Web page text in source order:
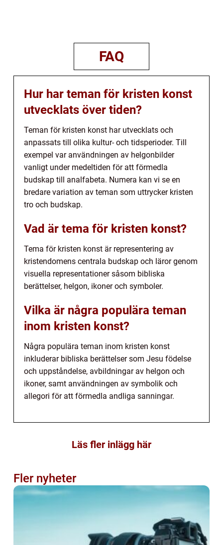
FAQ
Hur har teman för kristen konst
utvecklats över tiden?
Teman för kristen konst har utvecklats och
anpassats till olika kultur- och tidsperioder. Till
exempel var användningen av helgonbilder
vanligt under medeltiden för att förmedla
budskap till analfabeta. Numera kan vi se en
bredare variation av teman som uttrycker kristen
tro och budskap.
Vad är tema för kristen konst?
Tema för kristen konst är representering av
kristendomens centrala budskap och läror genom
visuella representationer såsom bibliska
berättelser, helgon, ikoner och symboler.
Vilka är några populära teman
inom kristen konst?
Några populära teman inom kristen konst
inkluderar bibliska berättelser som Jesu födelse
och uppståndelse, avbildningar av helgon och
ikoner, samt användningen av symbolik och
allegori för att förmedla andliga sanningar.
Läs fler inlägg här
Fler nyheter